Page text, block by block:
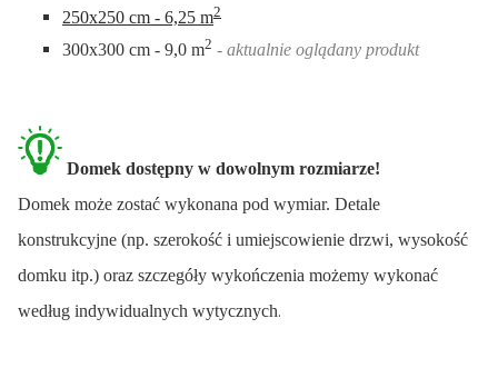
250x250 cm - 6,25 m2
300x300 cm - 9,0 m2 - aktualnie oglądany produkt
Domek dostępny w dowolnym rozmiarze!
Domek może zostać wykonana pod wymiar. Detale
konstrukcyjne (np. szerokość i umiejscowienie drzwi, wysokość
domku itp.) oraz szczegóły wykończenia możemy wykonać
według indywidualnych wytycznych.